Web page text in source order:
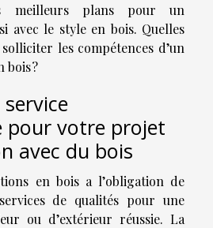
meilleurs plans pour un
avec le style en bois. Quelles
les compétences d’un
bois ?
pour votre projet
avec du bois
en bois a l’obligation de
de qualités pour une
ou d’extérieur réussie. La